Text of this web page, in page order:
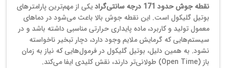
نقطه جوش حدود 171 درجه سانتی‌گراد
یکی از مهم‌ترین پارامترهای
بوتیل گلیکول است. این نقطه جوش بالا باعث می‌شود در دماهای
معمول تولید و کاربرد، ماده پایداری حرارتی مناسبی داشته باشد و در
سیستم‌هایی که گرمایش ملایم وجود دارد، دچار تبخیر ناخواسته
نشود. به همین دلیل، بوتیل گلیکول در فرمول‌هایی که نیاز به زمان
باز (Open Time) طولانی‌تر دارند، نقش کلیدی ایفا می‌کند.